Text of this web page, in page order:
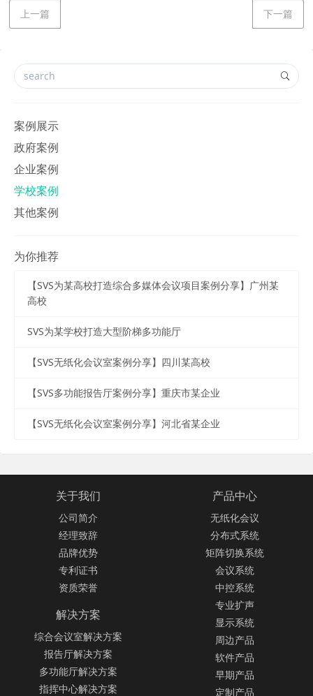
上一篇 下一篇
案例展示
政府案例
企业案例
学校案例
其他案例
为你推荐
【SVS为某高校打造综合多媒体会议项目案例分享】广州某
高校
SVS为某学校打造大型阶梯多功能厅
【SVS无纸化会议室案例分享】四川某高校
【SVS多功能报告厅案例分享】重庆市某企业
【SVS无纸化会议室案例分享】河北省某企业
关于我们
公司简介
经理致辞
品牌优势
专利证书
资质荣誉
产品中心
无纸化会议
分布式系统
矩阵切换系统
会议系统
中控系统
专业扩声
显示系统
周边产品
软件产品
早期产品
定制产品
解决方案
综合会议室解决方案
报告厅解决方案
多功能厅解决方案
指挥中心解决方案